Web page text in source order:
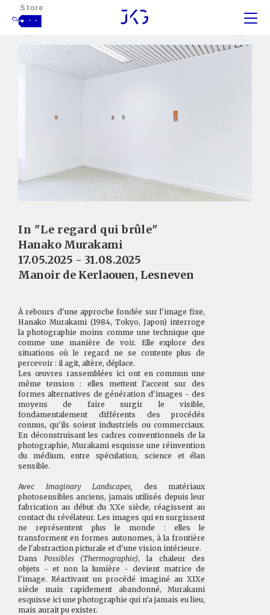
Store
- -
In "Le regard qui brûle"
Hanako Murakami
17.05.2025 - 31.08.2025
Manoir de Kerlaouen, Lesneven
À rebours d'une approche fondée sur l'image fixe,
Hanako Murakami (1984, Tokyo, Japon) interroge
la photographie moins comme une technique que
comme une manière de voir. Elle explore des
situations où le regard ne se contente plus de
percevoir : il agit, altère, déplace.
Les œuvres rassemblées ici ont en commun une
même tension : elles mettent l'accent sur des
formes alternatives de génération d'images - des
moyens de faire surgir le visible,
fondamentalement différents des procédés
connus, qu'ils soient industriels ou commerciaux.
En déconstruisant les cadres conventionnels de la
photographie, Murakami esquisse une réinvention
du médium, entre spéculation, science et élan
sensible.
Avec Imaginary Landscapes, des matériaux
photosensibles anciens, jamais utilisés depuis leur
fabrication au début du XXe siècle, réagissent au
contact du révélateur. Les images qui en surgissent
ne représentent plus le monde : elles le
transforment en formes autonomes, à la frontière
de l'abstraction picturale et d'une vision intérieure.
Dans Possibles (Thermographie), la chaleur des
objets - et non la lumière - devient matrice de
l'image. Réactivant un procédé imaginé au XIXe
siècle mais rapidement abandonné, Murakami
esquisse ici une photographie qui n'a jamais eu lieu,
mais aurait pu exister.